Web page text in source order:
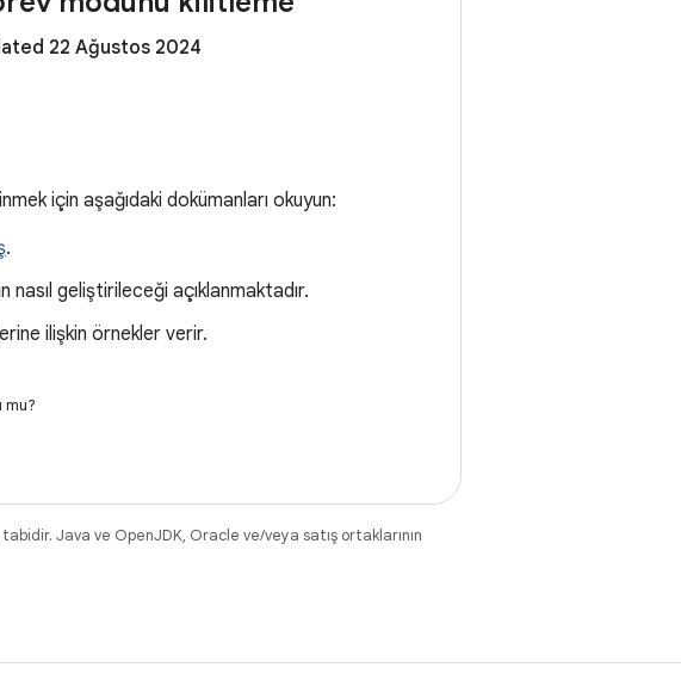
22 Ağustos 2024
için aşağıdaki dokümanları okuyun:
.
nasıl geliştirileceği açıklanmaktadır.
ilişkin örnekler verir.
mu?
Java ve OpenJDK, Oracle ve/veya satış ortaklarının